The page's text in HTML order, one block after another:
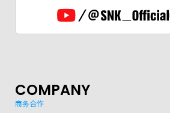
JPN ENG
COMPANY
商务合作